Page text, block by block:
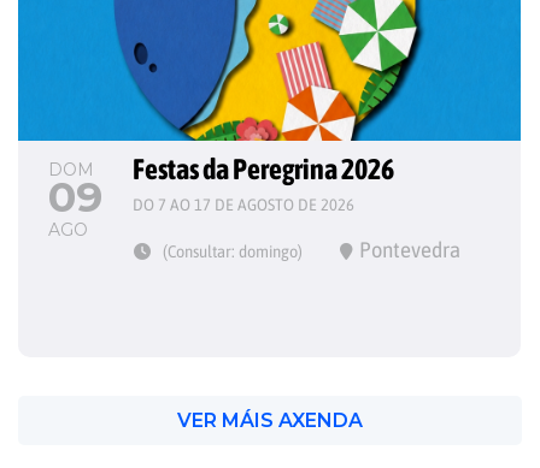
DOM
09
AGO
Festas da Peregrina 2026
DO 7 AO 17 DE AGOSTO DE 2026
(Consultar: domingo) Pontevedra
VER MÁIS AXENDA